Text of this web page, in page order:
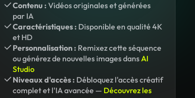
Contenu : Vidéos originales et générées
par IA
Caractéristiques : Disponible en qualité 4K
et HD
Personnalisation : Remixez cette séquence
ou générez de nouvelles images dansAI
Studio
Niveaux d'accès : Débloquez l'accès créatif
complet et l'IA avancée — Découvrez les